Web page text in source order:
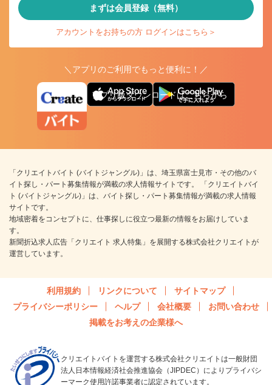
まずは会員登録（無料）
アカウントをお持ちの方 ログインはこちら＞
＼アプリのご利用でもっと便利に！／
アプリ版ダウンロードはこちらから
「クリエイトバイト (バイトジャングル)」は、埼玉県富士見市・その他のバ
イト探し・パート募集情報が満載の求人情報サイトです。 「クリエイトバイ
ト (バイトジャングル)」は、バイト探し・パート募集情報が満載の求人情報
サイトです。
地域密着をコンセプトに、仕事探しに役立つ最新の情報をお届けしていま
す。
新聞折込求人広告「クリエイト 求人特集」を展開する株式会社クリエイトが
運営しています。
利用規約 リンクについて
サイトマップ
プライバシーポリシー
ヘルプ 会社概要
お問い合わせ
掲載をお考えの企業様へ
クリエイトバイトを運営する株式会社クリエイトは一般財団
法人日本情報経済社会推進協会（JIPDEC）によりプライバシ
ーマーク使用許諾事業者に認定されています。